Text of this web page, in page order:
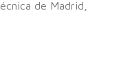
de Madrid,